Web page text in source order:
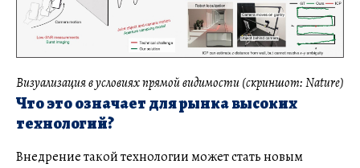
Визуализация в условиях прямой видимости (скриншот: Nature)
Что это означает для рынка высоких
технологий?
Внедрение такой технологии может стать новым